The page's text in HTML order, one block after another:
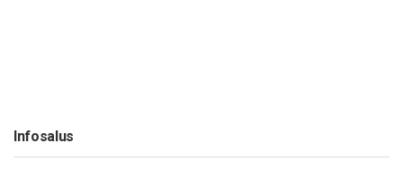
Infosalus